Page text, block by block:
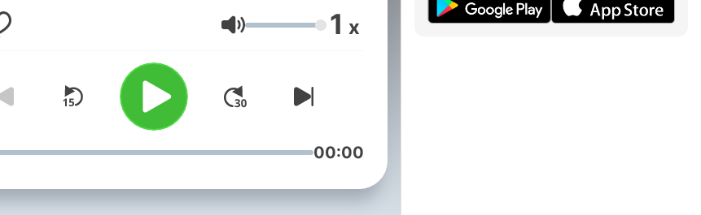
discussions, innovative
insights, and real-world
solutions on topics that truly
impact your life and business.
Be part of the conversation,
we are happy to have you.
Гучність 1 x
00:00